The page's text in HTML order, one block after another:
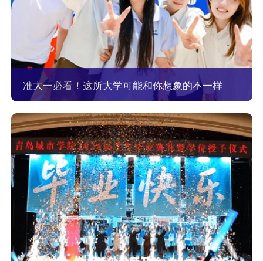
准大一必看！这所大学可能和你想象的不一样